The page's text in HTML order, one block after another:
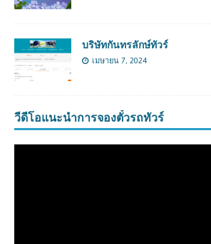
บริษัทกันทรลักษ์ทัวร์
เมษายน 7, 2024
วีดีโอแนะนำการจองตั๋วรถทัวร์